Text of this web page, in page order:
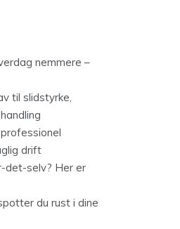
nemmere –
til slidstyrke,
drift
det-selv? Her er
du rust i dine